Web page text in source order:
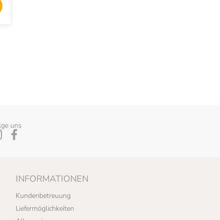
uns
INFORMATIONEN
Kundenbetreuung
Liefermöglichkeiten